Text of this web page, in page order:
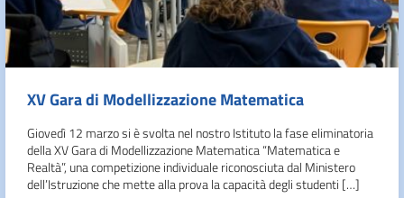
XV Gara di Modellizzazione Matematica
Giovedì 12 marzo si è svolta nel nostro Istituto la fase eliminatoria
della XV Gara di Modellizzazione Matematica “Matematica e
Realtà”, una competizione individuale riconosciuta dal Ministero
dell’Istruzione che mette alla prova la capacità degli studenti […]